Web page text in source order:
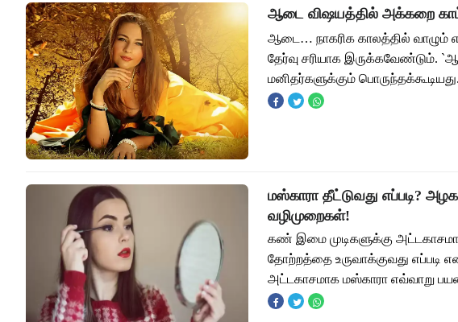
ஆடை விஷயத்தில் அக்கறை
ஆடை… நாகரிக காலத்தில்
தேர்வு சரியாக இருக்கவேண்டும்.
மனிதர்களுக்கும்
மஸ்காரா தீட்டுவது எப்படி?
வழிமுறைகள்!
கண் இமை முடிகளுக்கு
தோற்றத்தை உருவாக்குவது
அட்டகாசமாக மஸ்காரா எவ்வாறு